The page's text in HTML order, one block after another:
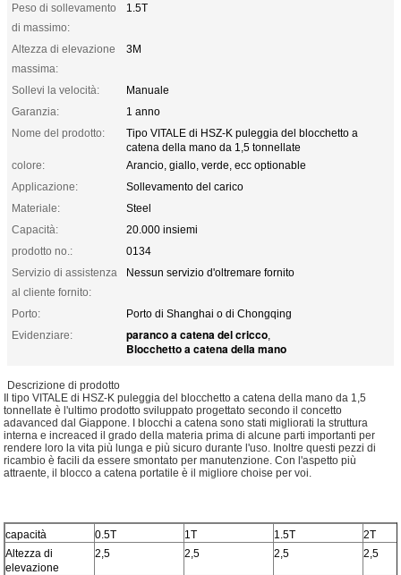
Peso di sollevamento
di massimo:
1.5T
Altezza di elevazione
massima:
3M
Sollevi la velocità:
Manuale
Garanzia:
1 anno
Nome del prodotto:
Tipo VITALE di HSZ-K puleggia del blocchetto a
catena della mano da 1,5 tonnellate
colore:
Arancio, giallo, verde, ecc optionable
Applicazione:
Sollevamento del carico
Materiale:
Steel
Capacità:
20.000 insiemi
prodotto no.:
0134
Servizio di assistenza
al cliente fornito:
Nessun servizio d'oltremare fornito
Porto:
Porto di Shanghai o di Chongqing
Evidenziare:
paranco a catena del cricco,
Blocchetto a catena della mano
Descrizione di prodotto
Il tipo VITALE di HSZ-K puleggia del blocchetto a catena della mano da 1,5
tonnellate è l'ultimo prodotto sviluppato progettato secondo il concetto
adavanced dal Giappone. I blocchi a catena sono stati migliorati la struttura
interna e increaced il grado della materia prima di alcune parti importanti per
rendere loro la vita più lunga e più sicuro durante l'uso. Inoltre questi pezzi di
ricambio è facili da essere smontato per manutenzione. Con l'aspetto più
attraente, il blocco a catena portatile è il migliore choise per voi.
capacità 0.5T 1T 1.5T
2T
Altezza di
elevazione
2,5 2,5 2,5 2,5